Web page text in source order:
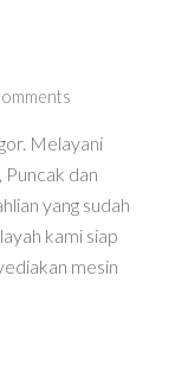
Melayani
Puncak dan
yang sudah
kami siap
mesin